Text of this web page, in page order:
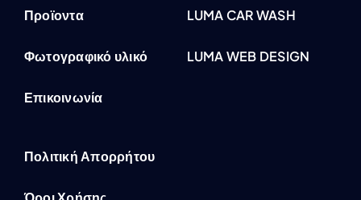
Προϊοντα
Φωτογραφικό υλικό
Επικοινωνία
LUMA CAR WASH
LUMA WEB DESIGN
Πολιτική Απορρήτου